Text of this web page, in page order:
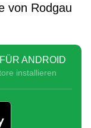
von Rodgau
ANDROID
installieren